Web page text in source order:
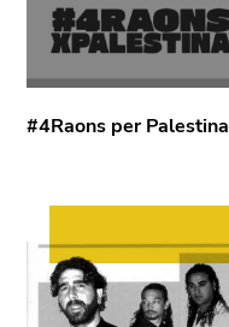
#4Raons per Palestina